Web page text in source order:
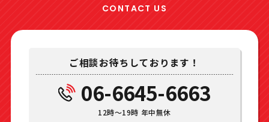
CONTACT US
ご相談お待ちしております！
06-6645-6663
12時～19時 年中無休